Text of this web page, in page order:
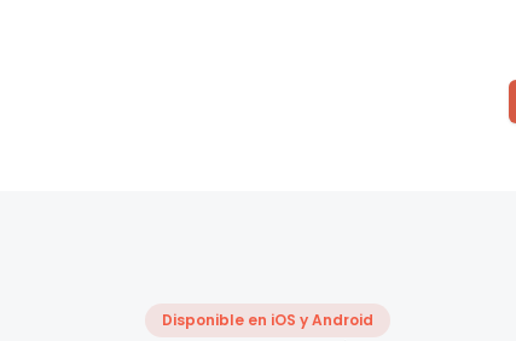
Disponible en iOS y Android